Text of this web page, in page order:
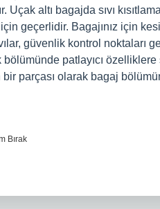
Uçak altı bagajda sıvı
geçerlidir. Bagajınız için
güvenlik kontrol noktaları
bölümünde patlayıcı
bir parçası olarak bagaj
Bırak